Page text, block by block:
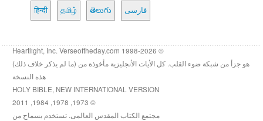
हिन्दी தமிழ் తెలుగు فارسی
© 1998-2026 Heartlight, Inc. Verseoftheday.com
هو جزأ من شبكة ضوء القلب. كل الأيات الأنجليزية مأخوذة من (ما لم يذكر خلاف ذلك)
هذه النسخة
HOLY BIBLE, NEW INTERNATIONAL VERSION
© 1973, 1978, 1984, 2011
مجتمع الكتاب المقدس العالمى. تستخدم بسماح من